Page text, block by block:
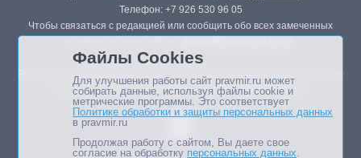
Телефон: +7 926 530 96 05
Чтобы связаться с редакцией или сообщить обо всех замеченных
Републикация материалов сайта в печатных изданиях (книгах, прессе)
возможна только с письменного разрешения редакции.
Файлы Cookies
Для улучшения работы сайт pravmir.ru может
собирать данные, используя файлы cookie и
метрические программы. Это соответствует
Политике обработки и защиты персональных данных
в pravmir.ru
Продолжая работу с сайтом, Вы даете свое
согласие на обработку персональных данных.